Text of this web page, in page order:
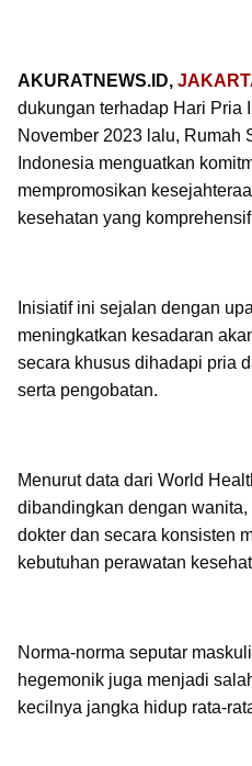
AKURATNEWS.ID,
dukungan terhadap Hari Pria
November 2023 lalu, Rumah
Indonesia menguatkan
mempromosikan
kesehatan yang
Inisiatif ini sejalan dengan
meningkatkan kesadaran
secara khusus dihadapi pria
serta pengobatan.
Menurut data dari World
dibandingkan dengan
dokter dan secara konsisten
kebutuhan perawatan
Norma-norma seputar
hegemonik juga menjadi
kecilnya jangka hidup rata-